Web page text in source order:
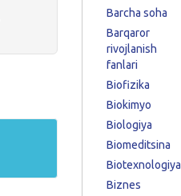
Barcha soha
Barqaror
rivojlanish
fanlari
Biofizika
Biokimyo
Biologiya
Biomeditsina
Biotexnologiya
Biznes